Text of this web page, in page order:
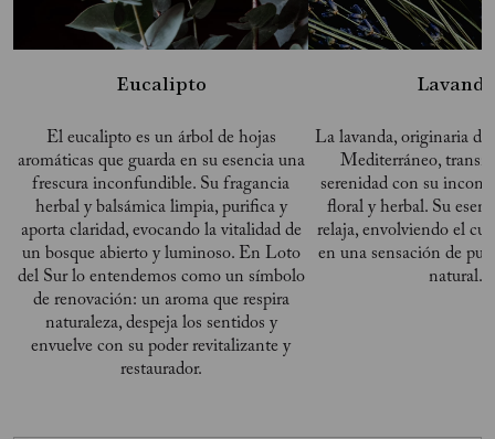
Eucalipto
El eucalipto es un árbol de hojas
aromáticas que guarda en su esencia una
frescura inconfundible. Su fragancia
herbal y balsámica limpia, purifica y
aporta claridad, evocando la vitalidad de
un bosque abierto y luminoso. En Loto
del Sur lo entendemos como un símbolo
de renovación: un aroma que respira
naturaleza, despeja los sentidos y
envuelve con su poder revitalizante y
restaurador.
Lavanda
La lavanda, originaria de
Mediterráneo,
serenidad con su
floral y herbal. Su
relaja, envolviendo el
en una sensación de
natural.